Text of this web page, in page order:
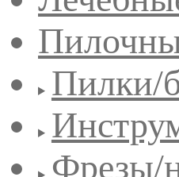
Пилки/
Фрезы/